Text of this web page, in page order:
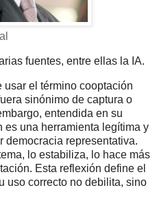
fuentes, entre ellas la IA.
el término cooptación
sinónimo de captura o
entendida en su
es una herramienta legítima y
democracia representativa.
lo estabiliza, lo hace más
Esta reflexión define el
uso correcto no debilita, sino